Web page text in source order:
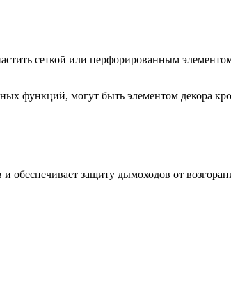
сеткой или перфорированным
функций, могут быть элементом декора
обеспечивает защиту дымоходов от